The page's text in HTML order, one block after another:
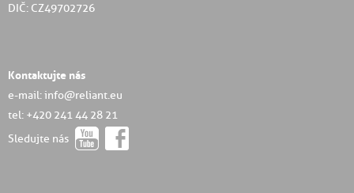
DIČ: CZ49702726
Kontaktujte nás
e-mail: info@reliant.eu
tel: +420 241 44 28 21
Sledujte nás